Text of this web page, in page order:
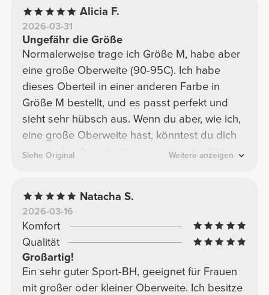
Alicia F.
2026-03-31
Ungefähr die Größe
Normalerweise trage ich Größe M, habe aber
eine große Oberweite (90-95C). Ich habe
dieses Oberteil in einer anderen Farbe in
Größe M bestellt, und es passt perfekt und
sieht sehr hübsch aus. Wenn du aber, wie ich,
eine große Oberweite hast, könntest du dich
wegen des Ausschnitts etwas unwohl fühlen
lockerer geschnitten, bedeckt aber meine
Oberweite sehr gut und sieht trotzdem toll
aus!
Siehe Original Weitere anzeigen
Natacha S.
2026-03-16
Komfort
Qualität
Großartig!
Ein sehr guter Sport-BH, geeignet für Frauen
mit großer oder kleiner Oberweite. Ich besitze